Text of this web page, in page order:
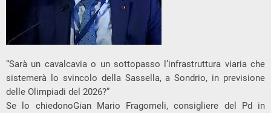
“Sarà un cavalcavia o un sottopasso l’infrastruttura viaria che
sistemerà lo svincolo della Sassella, a Sondrio, in previsione
delle Olimpiadi del 2026?”
Se lo chiedonoGian Mario Fragomeli, consigliere del Pd in